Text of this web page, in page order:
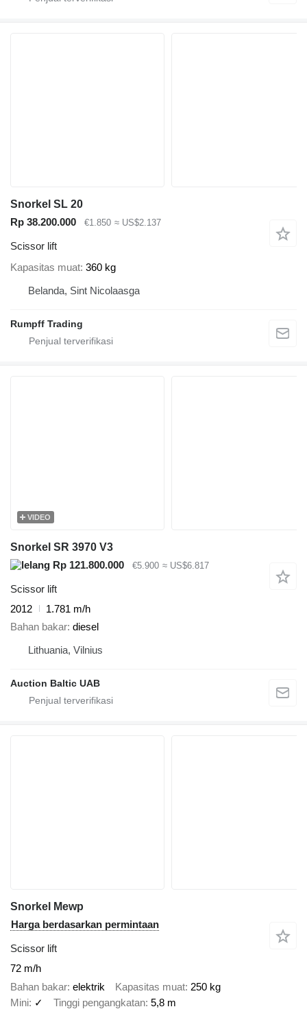
Snorkel SL 20
Rp 38.200.000
€1.850 ≈ US$2.137
Scissor lift
Kapasitas muat 360 kg
Belanda, Sint Nicolaasga
Rumpff Trading
VIDEO
Snorkel SR 3970 V3
Rp 121.800.000
€5.900 ≈ US$6.817
Scissor lift
2012
1.781 m/h
Bahan bakar diesel
Lithuania, Vilnius
Auction Baltic UAB
Snorkel Mewp
Harga berdasarkan permintaan
Scissor lift
72 m/h
Bahan bakar elektrik Kapasitas muat 250 kg
Mini ✓ Tinggi pengangkatan 5,8 m